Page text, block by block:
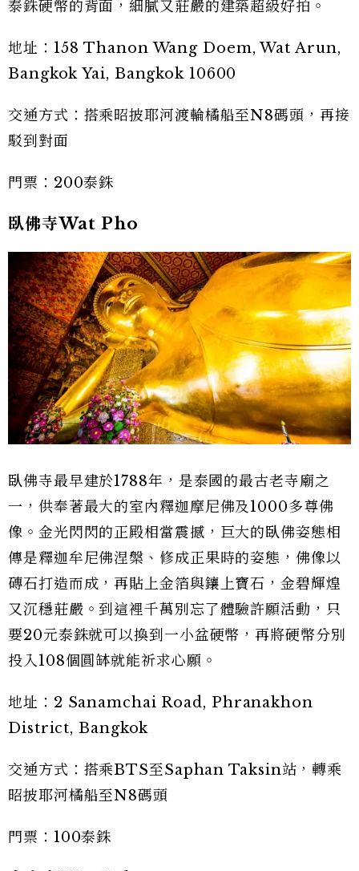
泰銖硬幣的背面，細膩又莊嚴的建築超級好拍。
地址：158 Thanon Wang Doem, Wat Arun,
Bangkok Yai, Bangkok 10600
交通方式：搭乘昭披耶河渡輪橘船至N8碼頭，再接
駁到對面
門票：200泰銖
臥佛寺Wat Pho
臥佛寺最早建於1788年，是泰國的最古老寺廟之
一，供奉著最大的室內釋迦摩尼佛及1000多尊佛
像。金光閃閃的正殿相當震撼，巨大的臥佛姿態相
傳是釋迦牟尼佛涅槃、修成正果時的姿態，佛像以
磚石打造而成，再貼上金箔與鑲上寶石，金碧輝煌
又沉穩莊嚴。到這裡千萬別忘了體驗許願活動，只
要20元泰銖就可以換到一小盆硬幣，再將硬幣分別
投入108個圓缽就能祈求心願。
地址：2 Sanamchai Road, Phranakhon
District, Bangkok
交通方式：搭乘BTS至Saphan Taksin站，轉乘
昭披耶河橘船至N8碼頭
門票：100泰銖